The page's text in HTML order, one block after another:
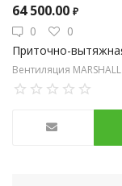
64 500.00 ₽
0
0
Вентиляция MARSHALL